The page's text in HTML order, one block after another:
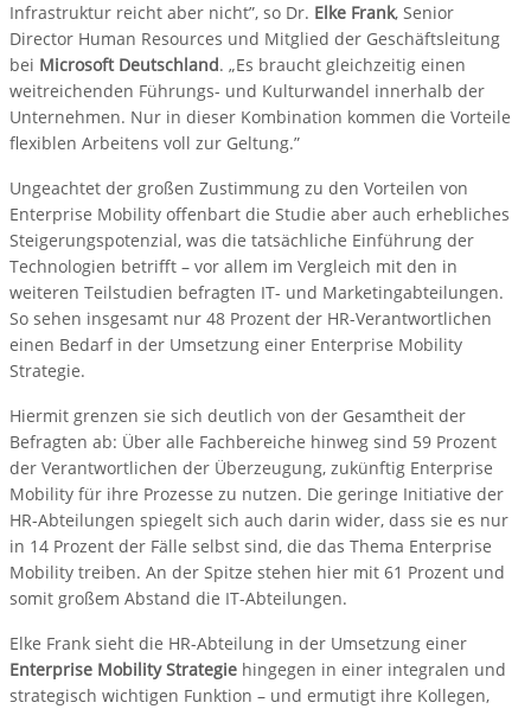
Infrastruktur reicht aber nicht”, so Dr. Elke Frank, Senior
Director Human Resources und Mitglied der Geschäftsleitung
bei Microsoft Deutschland. „Es braucht gleichzeitig einen
weitreichenden Führungs- und Kulturwandel innerhalb der
Unternehmen. Nur in dieser Kombination kommen die Vorteile
flexiblen Arbeitens voll zur Geltung.”
Ungeachtet der großen Zustimmung zu den Vorteilen von
Enterprise Mobility offenbart die Studie aber auch erhebliches
Steigerungspotenzial, was die tatsächliche Einführung der
Technologien betrifft – vor allem im Vergleich mit den in
weiteren Teilstudien befragten IT- und Marketingabteilungen.
So sehen insgesamt nur 48 Prozent der HR-Verantwortlichen
einen Bedarf in der Umsetzung einer Enterprise Mobility
Strategie.
Hiermit grenzen sie sich deutlich von der Gesamtheit der
Befragten ab: Über alle Fachbereiche hinweg sind 59 Prozent
der Verantwortlichen der Überzeugung, zukünftig Enterprise
Mobility für ihre Prozesse zu nutzen. Die geringe Initiative der
HR-Abteilungen spiegelt sich auch darin wider, dass sie es nur
in 14 Prozent der Fälle selbst sind, die das Thema Enterprise
Mobility treiben. An der Spitze stehen hier mit 61 Prozent und
somit großem Abstand die IT-Abteilungen.
Elke Frank sieht die HR-Abteilung in der Umsetzung einer
Enterprise Mobility Strategie hingegen in einer integralen und
strategisch wichtigen Funktion – und ermutigt ihre Kollegen,